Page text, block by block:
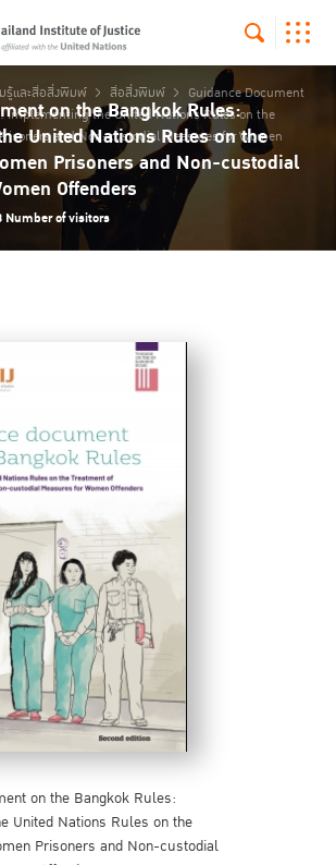
รู้และสื่อสิ่งพิมพ์ สื่อสิ่งพิมพ์
Guidance Document
Implementing the United Nations Rules on the
and Non-custodial Measures for Women
on the Bangkok Rules:
United Nations Rules on the
Prisoners and Non-custodial
Offenders
Number of visitors
on the Bangkok Rules:
United Nations Rules on the
Prisoners and Non-custodial